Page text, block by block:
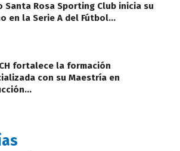
Santa Rosa Sporting Club inicia su
en la Serie A del Fútbol…
fortalece la formación
con su Maestría en